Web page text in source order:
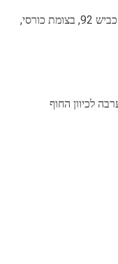
סוג אטרקציה: חופים, אזור: צפון, כתובת: על כביש 92, בצומת כורסי,